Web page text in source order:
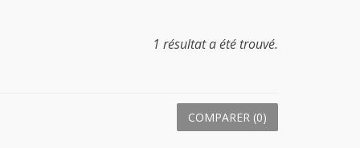
1 résultat a été trouvé.
COMPARER (0)